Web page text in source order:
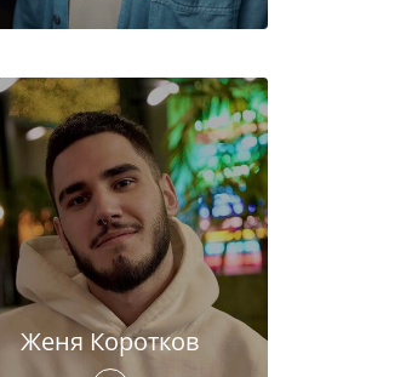
Женя Коротков